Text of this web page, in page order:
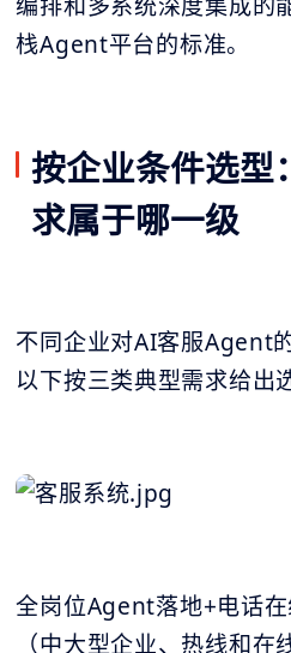
栈Agent平台的标准。
按企业条件选
求属于哪一级
不同企业对AI客服Agent
以下按三类典型需求给出
全岗位Agent落地+电话
（中大型企业、热线和